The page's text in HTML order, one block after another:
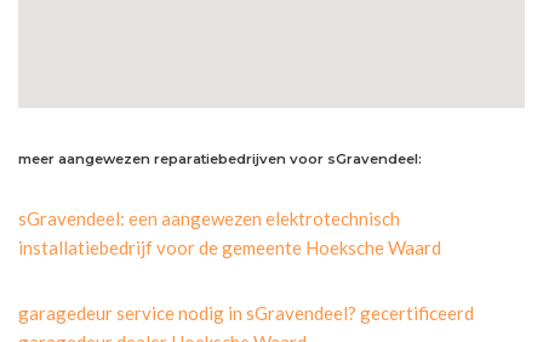
meer aangewezen reparatiebedrijven voor sGravendeel:
sGravendeel: een aangewezen elektrotechnisch
installatiebedrijf voor de gemeente Hoeksche Waard
garagedeur service nodig in sGravendeel? gecertificeerd